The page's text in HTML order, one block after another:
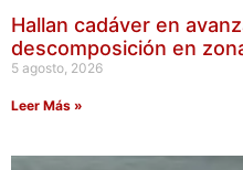
Hallan cadáver en
descomposición en
5 agosto, 2026
Leer Más »